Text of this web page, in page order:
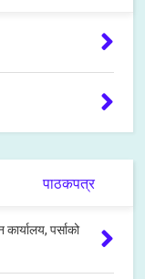
पाठकपत्र
पर्साको